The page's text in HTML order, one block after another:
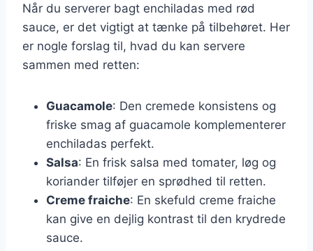
Når du serverer bagt enchiladas med rød
sauce, er det vigtigt at tænke på tilbehøret. Her
er nogle forslag til, hvad du kan servere
sammen med retten:
Guacamole: Den cremede konsistens og
friske smag af guacamole komplementerer
enchiladas perfekt.
Salsa: En frisk salsa med tomater, løg og
koriander tilføjer en sprødhed til retten.
Creme fraiche: En skefuld creme fraiche
kan give en dejlig kontrast til den krydrede
sauce.